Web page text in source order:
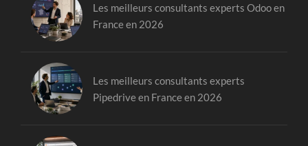
Les meilleurs consultants experts Odoo en
France en 2026
Les meilleurs consultants experts
Pipedrive en France en 2026